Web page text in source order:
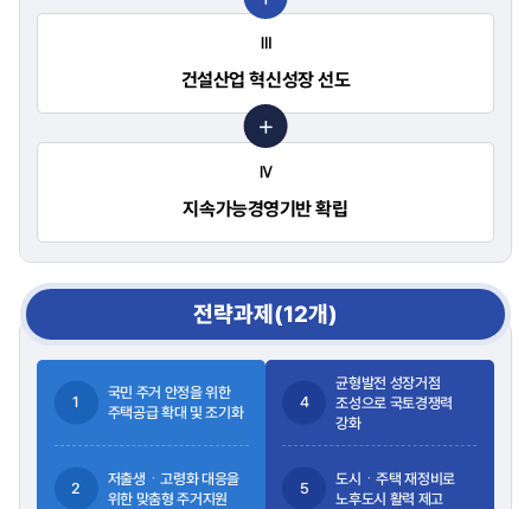
Ⅲ
건설산업 혁신성장 선도
Ⅳ
지속가능경영기반 확립
전략과제(12개)
1
국민 주거 안정을 위한
주택공급 확대 및 조기화
2
저출생ㆍ고령화 대응을
위한 맞춤형 주거지원
4
균형발전 성장거점
조성으로 국토경쟁력
강화
5
도시ㆍ주택 재정비로
노후도시 활력 제고